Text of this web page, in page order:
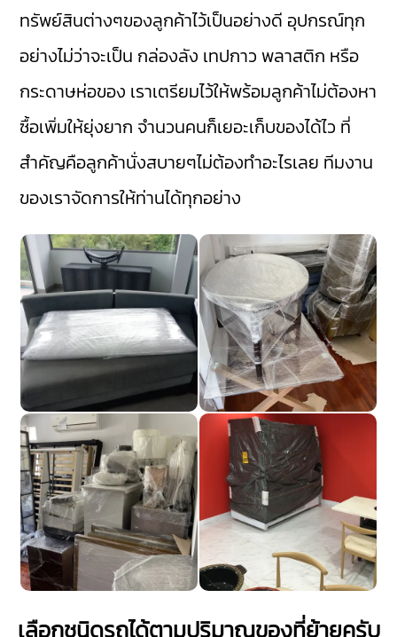
ทรัพย์สินต่างๆของลูกค้าไว้เป็นอย่างดี อุปกรณ์ทุก
อย่างไม่ว่าจะเป็น กล่องลัง เทปกาว พลาสติก หรือ
กระดาษห่อของ เราเตรียมไว้ให้พร้อมลูกค้าไม่ต้องหา
ซื้อเพิ่มให้ยุ่งยาก จำนวนคนก็เยอะเก็บของได้ไว ที่
สำคัญคือลูกค้านั่งสบายๆไม่ต้องทำอะไรเลย ทีมงาน
ของเราจัดการให้ท่านได้ทุกอย่าง
เลือกชนิดรถได้ตามปริมาณของที่ย้ายครับ